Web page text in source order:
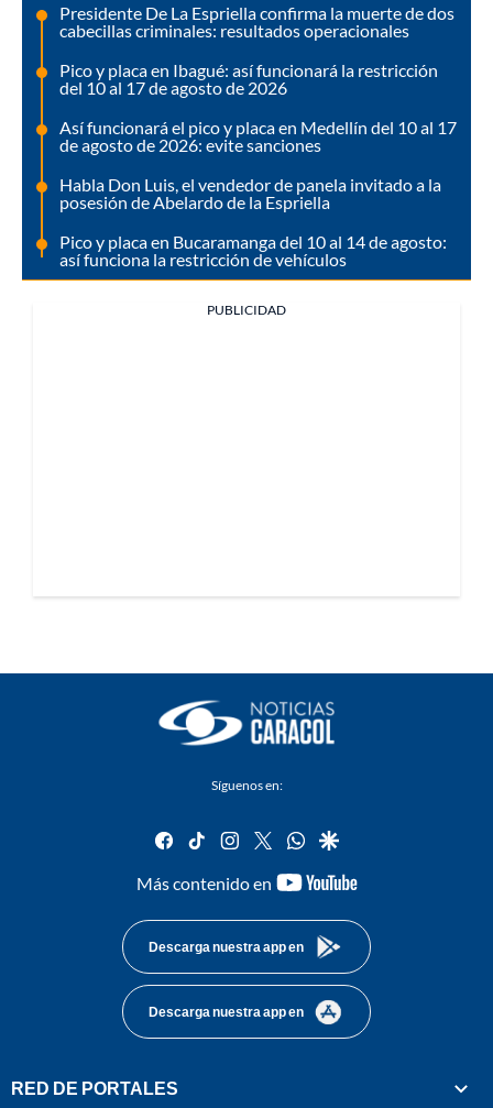
Presidente De La Espriella confirma la muerte de dos
cabecillas criminales: resultados operacionales
Pico y placa en Ibagué: así funcionará la restricción
del 10 al 17 de agosto de 2026
Así funcionará el pico y placa en Medellín del 10 al 17
de agosto de 2026: evite sanciones
Habla Don Luis, el vendedor de panela invitado a la
posesión de Abelardo de la Espriella
Pico y placa en Bucaramanga del 10 al 14 de agosto:
así funciona la restricción de vehículos
PUBLICIDAD
Síguenos en:
facebook
tiktok instagram
twitterwhatsapp
google
Más contenido en
youtube-
Descarga nuestra app en
Descarga nuestra app en
RED DE PORTALES